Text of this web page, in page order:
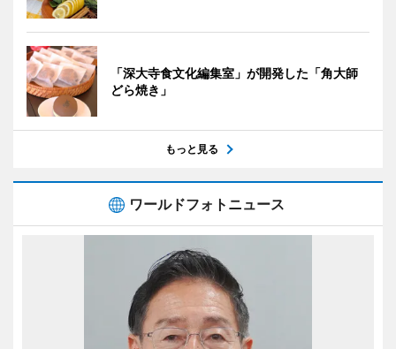
「深大寺食文化編集室」が開発した「角大師
どら焼き」
もっと見る
ワールドフォトニュース